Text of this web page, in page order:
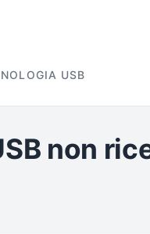
USB
non